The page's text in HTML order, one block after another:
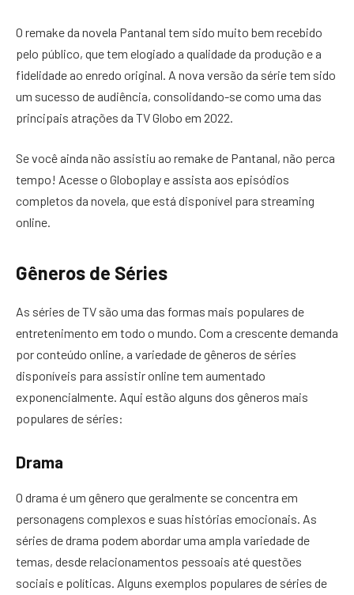
O remake da novela Pantanal tem sido muito bem recebido
pelo público, que tem elogiado a qualidade da produção e a
fidelidade ao enredo original. A nova versão da série tem sido
um sucesso de audiência, consolidando-se como uma das
principais atrações da TV Globo em 2022.
Se você ainda não assistiu ao remake de Pantanal, não perca
tempo! Acesse o Globoplay e assista aos episódios
completos da novela, que está disponível para streaming
online.
Gêneros de Séries
As séries de TV são uma das formas mais populares de
entretenimento em todo o mundo. Com a crescente demanda
por conteúdo online, a variedade de gêneros de séries
disponíveis para assistir online tem aumentado
exponencialmente. Aqui estão alguns dos gêneros mais
populares de séries:
Drama
O drama é um gênero que geralmente se concentra em
personagens complexos e suas histórias emocionais. As
séries de drama podem abordar uma ampla variedade de
temas, desde relacionamentos pessoais até questões
sociais e políticas. Alguns exemplos populares de séries de